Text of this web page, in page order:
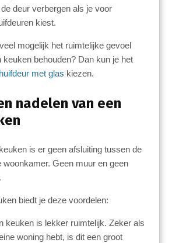
deur verbergen als je voor
kiest.
mogelijk het ruimtelijke gevoel
keuken behouden? Dan kun je het
met glas kiezen.
nadelen van een
is er geen afsluiting tussen de
woonkamer. Geen muur en geen
biedt je deze voordelen:
keuken is lekker ruimtelijk. Zeker als
woning hebt, is dit een groot